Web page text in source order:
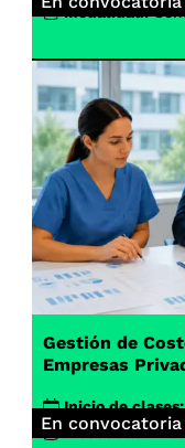
Modalidad:
En convocatoria
Gestión de
Empresas
Inicio de clases:
Modalidad: A